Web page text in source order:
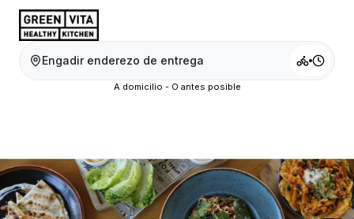
Engadir enderezo de entrega
A domicilio - O antes posible